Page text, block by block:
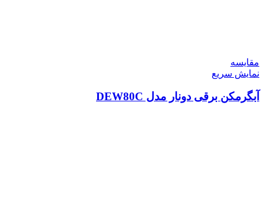
مقايسه
نمایش سریع
آبگرمکن برقی دونار مدل DEW80C